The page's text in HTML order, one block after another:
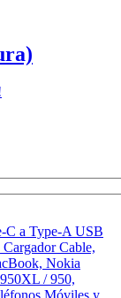
C a Type-A USB
Cable,
Nokia
/ 950,
Móviles y